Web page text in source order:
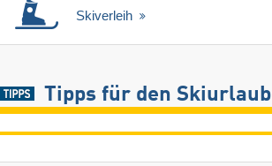
Skiverleih
Tipps für den Skiurlaub